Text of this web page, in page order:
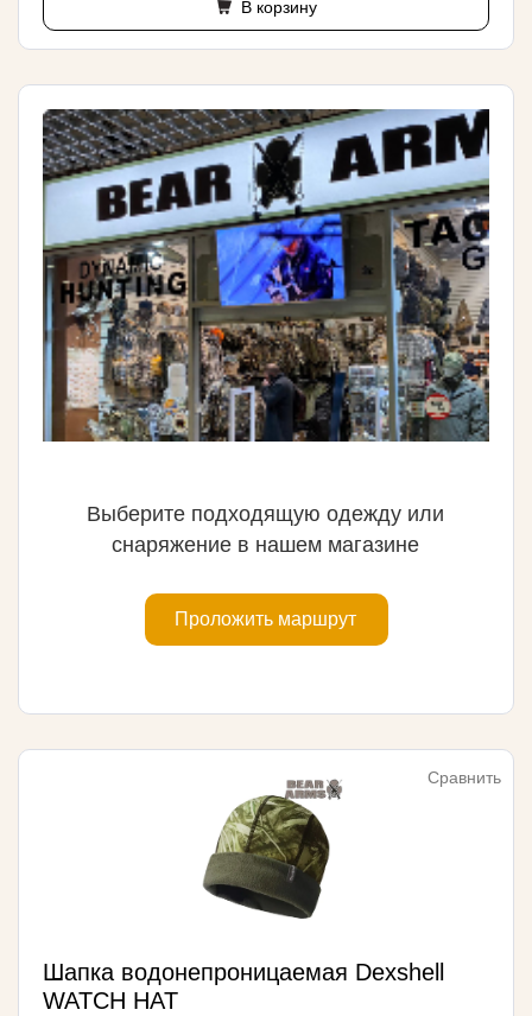
В корзину
Выберите подходящую одежду или
снаряжение в нашем магазине
Проложить маршрут
Сравнить
Шапка водонепроницаемая Dexshell
WATCH HAT